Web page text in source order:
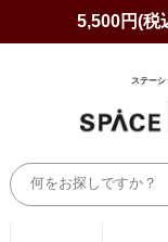
5,500円(税
ステーシ